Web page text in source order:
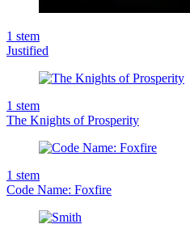
1 stem
Justified
1 stem
The Knights of Prosperity
1 stem
Code Name: Foxfire